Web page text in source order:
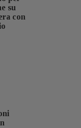
su
con